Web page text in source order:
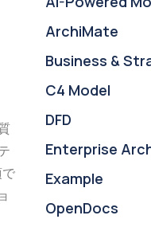
ArchiMate
Business &
C4 Model
DFD
Enterprise
Example
OpenDocs